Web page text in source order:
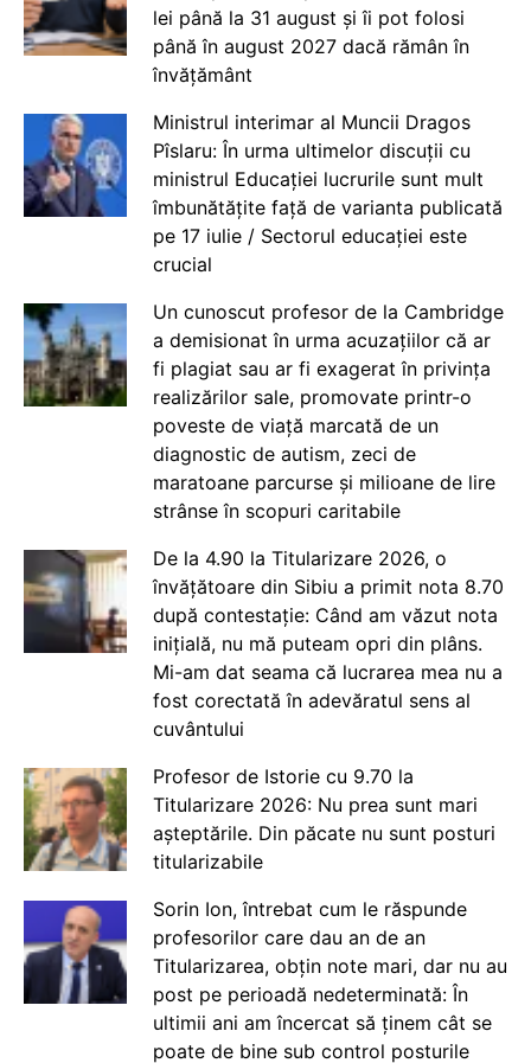
lei până la 31 august și îi pot folosi
până în august 2027 dacă rămân în
învățământ
Ministrul interimar al Muncii Dragos
Pîslaru: În urma ultimelor discuții cu
ministrul Educației lucrurile sunt mult
îmbunătățite față de varianta publicată
pe 17 iulie / Sectorul educației este
crucial
Un cunoscut profesor de la Cambridge
a demisionat în urma acuzațiilor că ar
fi plagiat sau ar fi exagerat în privința
realizărilor sale, promovate printr-o
poveste de viață marcată de un
diagnostic de autism, zeci de
maratoane parcurse și milioane de lire
strânse în scopuri caritabile
De la 4.90 la Titularizare 2026, o
învățătoare din Sibiu a primit nota 8.70
după contestație: Când am văzut nota
inițială, nu mă puteam opri din plâns.
Mi-am dat seama că lucrarea mea nu a
fost corectată în adevăratul sens al
cuvântului
Profesor de Istorie cu 9.70 la
Titularizare 2026: Nu prea sunt mari
așteptările. Din păcate nu sunt posturi
titularizabile
Sorin Ion, întrebat cum le răspunde
profesorilor care dau an de an
Titularizarea, obțin note mari, dar nu au
post pe perioadă nedeterminată: În
ultimii ani am încercat să ținem cât se
poate de bine sub control posturile